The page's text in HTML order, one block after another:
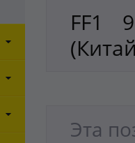
FF1
Эта